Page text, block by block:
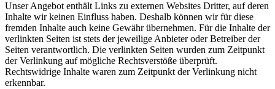
Unser Angebot enthält Links zu externen Websites Dritter, auf deren
Inhalte wir keinen Einfluss haben. Deshalb können wir für diese
fremden Inhalte auch keine Gewähr übernehmen. Für die Inhalte der
verlinkten Seiten ist stets der jeweilige Anbieter oder Betreiber der
Seiten verantwortlich. Die verlinkten Seiten wurden zum Zeitpunkt
der Verlinkung auf mögliche Rechtsverstöße überprüft.
Rechtswidrige Inhalte waren zum Zeitpunkt der Verlinkung nicht
erkennbar.